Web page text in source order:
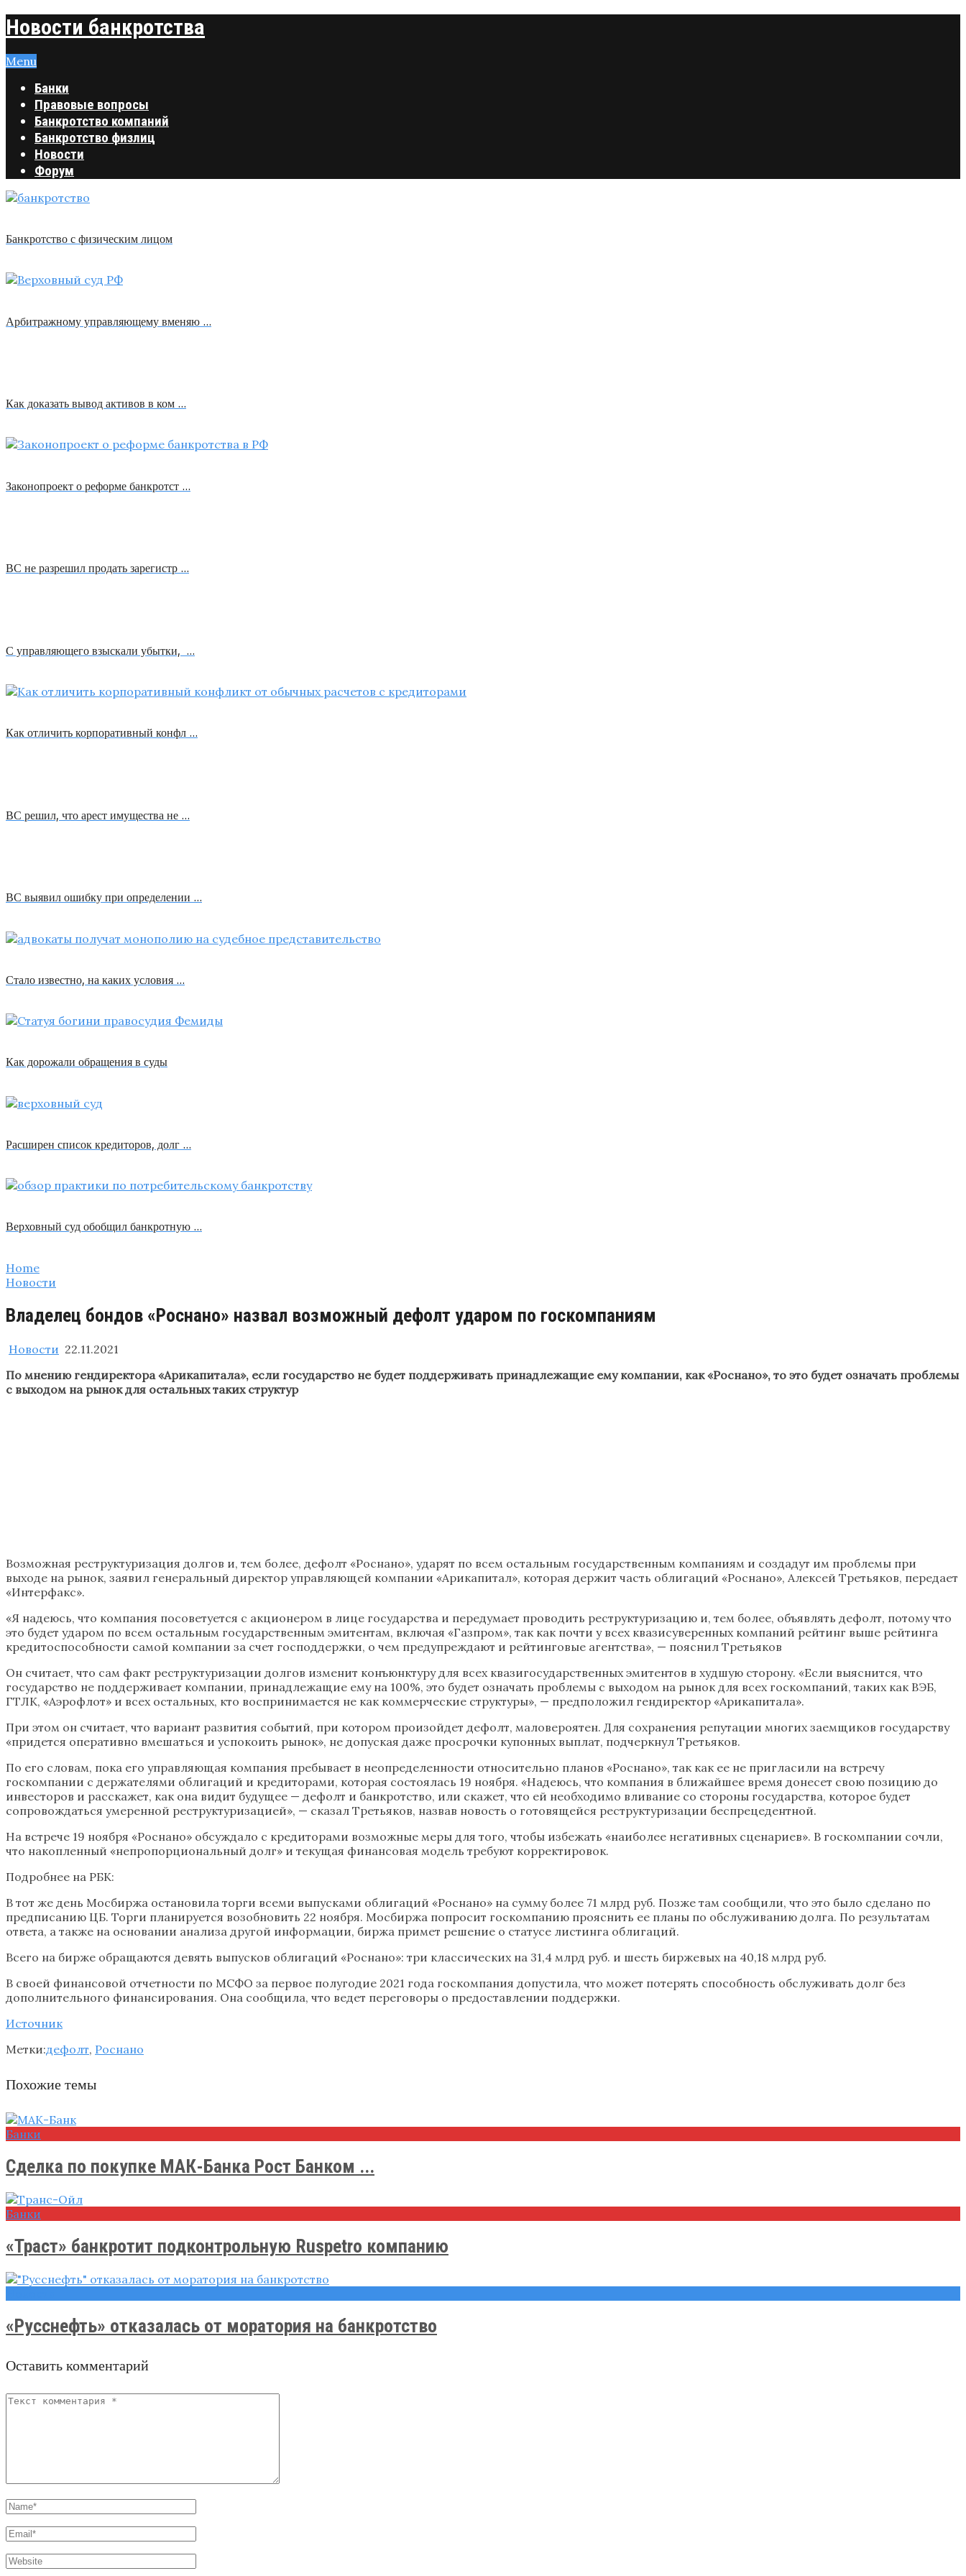
Новости банкротства
Menu
Банки
Правовые вопросы
Банкротство компаний
Банкротство физлиц
Новости
Форум
Банкротство с физическим лицом
Арбитражному управляющему вменяю …
Как доказать вывод активов в ком …
Законопроект о реформе банкротст …
ВС не разрешил продать зарегистр …
С управляющего взыскали убытки, …
Как отличить корпоративный конфл …
ВС решил, что арест имущества не …
ВС выявил ошибку при определении …
Стало известно, на каких условия …
Как дорожали обращения в суды
Расширен список кредиторов, долг …
Верховный суд обобщил банкротную …
Home
Новости
Владелец бондов «Роснано» назвал возможный дефолт ударом по госкомпаниям
Новости 22.11.2021
По мнению гендиректора «Арикапитала», если государство не будет поддерживать принадлежащие ему компании, как «Роснано», то это будет означать проблемы
с выходом на рынок для остальных таких структур
Возможная реструктуризация долгов и, тем более, дефолт «Роснано», ударят по всем остальным государственным компаниям и создадут им проблемы при
выходе на рынок, заявил генеральный директор управляющей компании «Арикапитал», которая держит часть облигаций «Роснано», Алексей Третьяков, передает
«Интерфакс».
«Я надеюсь, что компания посоветуется с акционером в лице государства и передумает проводить реструктуризацию и, тем более, объявлять дефолт, потому что
это будет ударом по всем остальным государственным эмитентам, включая «Газпром», так как почти у всех квазисуверенных компаний рейтинг выше рейтинга
кредитоспособности самой компании за счет господдержки, о чем предупреждают и рейтинговые агентства», — пояснил Третьяков
Он считает, что сам факт реструктуризации долгов изменит конъюнктуру для всех квазигосударственных эмитентов в худшую сторону. «Если выяснится, что
государство не поддерживает компании, принадлежащие ему на 100%, это будет означать проблемы с выходом на рынок для всех госкомпаний, таких как ВЭБ,
ГТЛК, «Аэрофлот» и всех остальных, кто воспринимается не как коммерческие структуры», — предположил гендиректор «Арикапитала».
При этом он считает, что вариант развития событий, при котором произойдет дефолт, маловероятен. Для сохранения репутации многих заемщиков государству
«придется оперативно вмешаться и успокоить рынок», не допуская даже просрочки купонных выплат, подчеркнул Третьяков.
По его словам, пока его управляющая компания пребывает в неопределенности относительно планов «Роснано», так как ее не пригласили на встречу
госкомпании с держателями облигаций и кредиторами, которая состоялась 19 ноября. «Надеюсь, что компания в ближайшее время донесет свою позицию до
инвесторов и расскажет, как она видит будущее — дефолт и банкротство, или скажет, что ей необходимо вливание со стороны государства, которое будет
сопровождаться умеренной реструктуризацией», — сказал Третьяков, назвав новость о готовящейся реструктуризации беспрецедентной.
На встрече 19 ноября «Роснано» обсуждало с кредиторами возможные меры для того, чтобы избежать «наиболее негативных сценариев». В госкомпании сочли,
что накопленный «непропорциональный долг» и текущая финансовая модель требуют корректировок.
Подробнее на РБК:
В тот же день Мосбиржа остановила торги всеми выпусками облигаций «Роснано» на сумму более 71 млрд руб. Позже там сообщили, что это было сделано по
предписанию ЦБ. Торги планируется возобновить 22 ноября. Мосбиржа попросит госкомпанию прояснить ее планы по обслуживанию долга. По результатам
ответа, а также на основании анализа другой информации, биржа примет решение о статусе листинга облигаций.
Всего на бирже обращаются девять выпусков облигаций «Роснано»: три классических на 31,4 млрд руб. и шесть биржевых на 40,18 млрд руб.
В своей финансовой отчетности по МСФО за первое полугодие 2021 года госкомпания допустила, что может потерять способность обслуживать долг без
дополнительного финансирования. Она сообщила, что ведет переговоры о предоставлении поддержки.
Источник
Метки:дефолт, Роснано
Похожие темы
Банки
Сделка по покупке МАК-Банка Рост Банком ...
Банки
«Траст» банкротит подконтрольную Ruspetro компанию
«Русснефть» отказалась от моратория на банкротство
Оставить комментарий